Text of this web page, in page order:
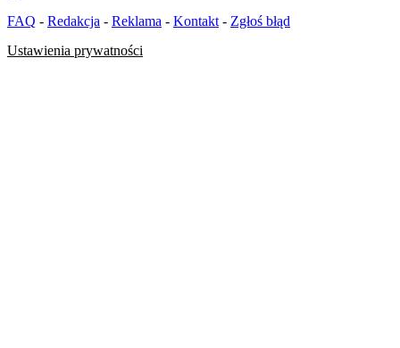
FAQ - Redakcja - Reklama - Kontakt - Zgłoś błąd
Ustawienia prywatności